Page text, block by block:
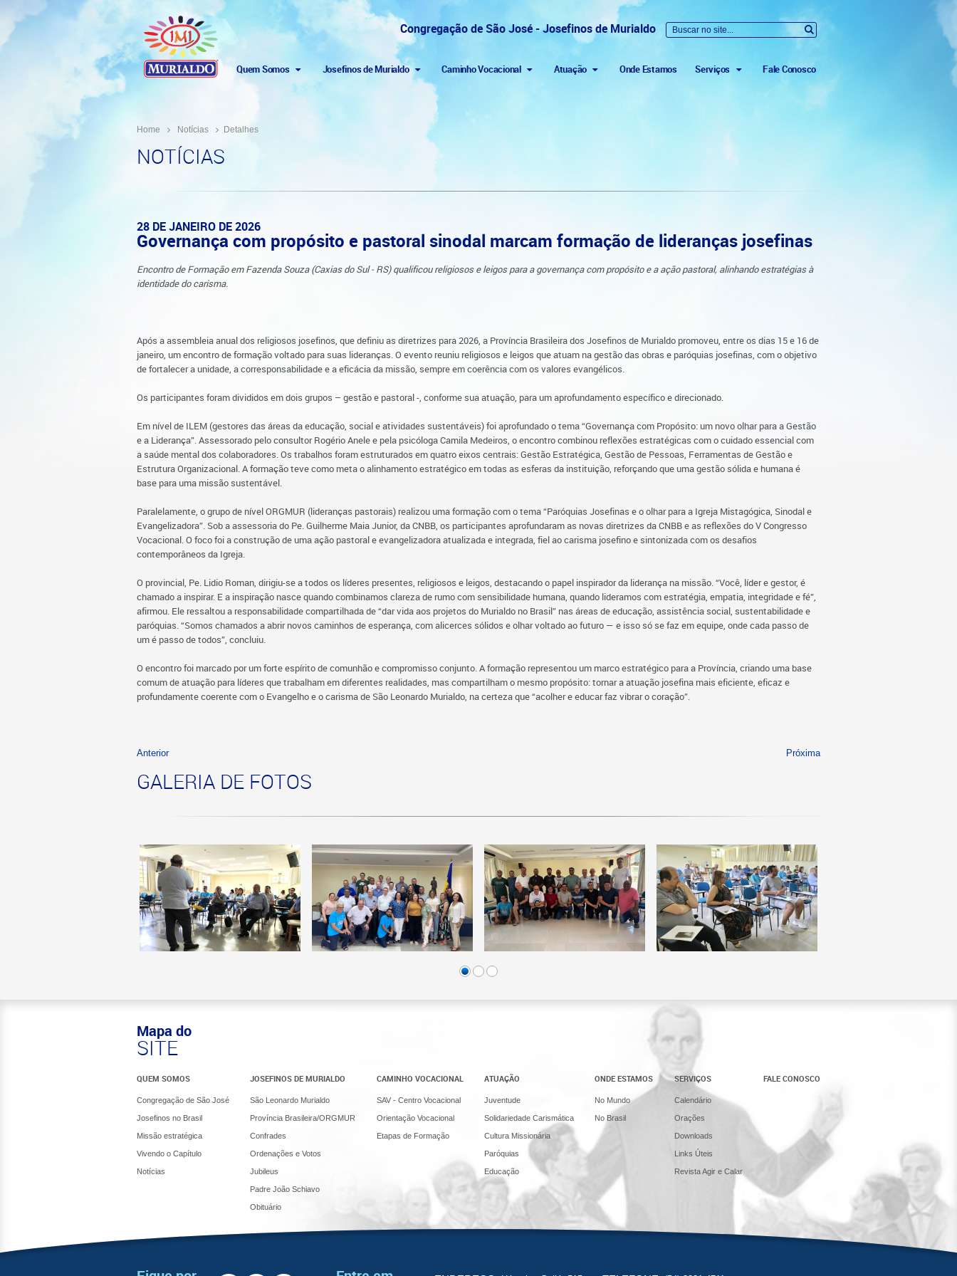
Congregação de São José - Josefinos de Murialdo
Quem Somos Josefinos de Murialdo Caminho Vocacional Atuação Onde Estamos Serviços Fale Conosco
Home Notícias Detalhes
NOTÍCIAS
28 DE JANEIRO DE 2026
Governança com propósito e pastoral sinodal marcam formação de lideranças josefinas
Encontro de Formação em Fazenda Souza (Caxias do Sul - RS) qualificou religiosos e leigos para a governança com propósito e a ação pastoral, alinhando estratégias à
identidade do carisma.
Após a assembleia anual dos religiosos josefinos, que definiu as diretrizes para 2026, a Província Brasileira dos Josefinos de Murialdo promoveu, entre os dias 15 e 16 de
janeiro, um encontro de formação voltado para suas lideranças. O evento reuniu religiosos e leigos que atuam na gestão das obras e paróquias josefinas, com o objetivo
de fortalecer a unidade, a corresponsabilidade e a eficácia da missão, sempre em coerência com os valores evangélicos.
Os participantes foram divididos em dois grupos – gestão e pastoral -, conforme sua atuação, para um aprofundamento específico e direcionado.
Em nível de ILEM (gestores das áreas da educação, social e atividades sustentáveis) foi aprofundado o tema “Governança com Propósito: um novo olhar para a Gestão
e a Liderança”. Assessorado pelo consultor Rogério Anele e pela psicóloga Camila Medeiros, o encontro combinou reflexões estratégicas com o cuidado essencial com
a saúde mental dos colaboradores. Os trabalhos foram estruturados em quatro eixos centrais: Gestão Estratégica, Gestão de Pessoas, Ferramentas de Gestão e
Estrutura Organizacional. A formação teve como meta o alinhamento estratégico em todas as esferas da instituição, reforçando que uma gestão sólida e humana é
base para uma missão sustentável.
Paralelamente, o grupo de nível ORGMUR (lideranças pastorais) realizou uma formação com o tema “Paróquias Josefinas e o olhar para a Igreja Mistagógica, Sinodal e
Evangelizadora”. Sob a assessoria do Pe. Guilherme Maia Junior, da CNBB, os participantes aprofundaram as novas diretrizes da CNBB e as reflexões do V Congresso
Vocacional. O foco foi a construção de uma ação pastoral e evangelizadora atualizada e integrada, fiel ao carisma josefino e sintonizada com os desafios
contemporâneos da Igreja.
O provincial, Pe. Lidio Roman, dirigiu-se a todos os líderes presentes, religiosos e leigos, destacando o papel inspirador da liderança na missão. “Você, líder e gestor, é
chamado a inspirar. E a inspiração nasce quando combinamos clareza de rumo com sensibilidade humana, quando lideramos com estratégia, empatia, integridade e fé”,
afirmou. Ele ressaltou a responsabilidade compartilhada de “dar vida aos projetos do Murialdo no Brasil” nas áreas de educação, assistência social, sustentabilidade e
paróquias. “Somos chamados a abrir novos caminhos de esperança, com alicerces sólidos e olhar voltado ao futuro — e isso só se faz em equipe, onde cada passo de
um é passo de todos”, concluiu.
O encontro foi marcado por um forte espírito de comunhão e compromisso conjunto. A formação representou um marco estratégico para a Província, criando uma base
comum de atuação para líderes que trabalham em diferentes realidades, mas compartilham o mesmo propósito: tornar a atuação josefina mais eficiente, eficaz e
profundamente coerente com o Evangelho e o carisma de São Leonardo Murialdo, na certeza que “acolher e educar faz vibrar o coração”.
Anterior Próxima
GALERIA DE FOTOS
Mapa do
SITE
QUEM SOMOS
Congregação de São José
Josefinos no Brasil
Missão estratégica
Vivendo o Capítulo
Notícias
JOSEFINOS DE MURIALDO
São Leonardo Murialdo
Província Brasileira/ORGMUR
Confrades
Ordenações e Votos
Jubileus
Padre João Schiavo
Obituário
CAMINHO VOCACIONAL
SAV - Centro Vocacional
Orientação Vocacional
Etapas de Formação
ATUAÇÃO
Juventude
Solidariedade Carismática
Cultura Missionária
Paróquias
Educação
ONDE ESTAMOS
No Mundo
No Brasil
SERVIÇOS
Calendário
Orações
Downloads
Links Úteis
Revista Agir e Calar
FALE CONOSCO